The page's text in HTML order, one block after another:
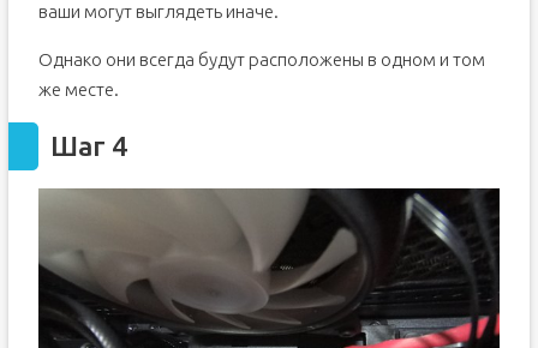
ваши могут выглядеть иначе.
Однако они всегда будут расположены в одном и том
же месте.
Шаг 4